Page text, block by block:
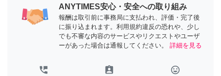
ANYTIMES安心・安全への取り組み
報酬は取引前に事務局に支払われ、評価・完了後
に振り込まれます。利用規約違反の恐れや、少し
でも不審な内容のサービスやリクエストやユーザ
ーがあった場合は通報してください。
詳細を見る
perm_phone_msg assignment_ind tag_faces